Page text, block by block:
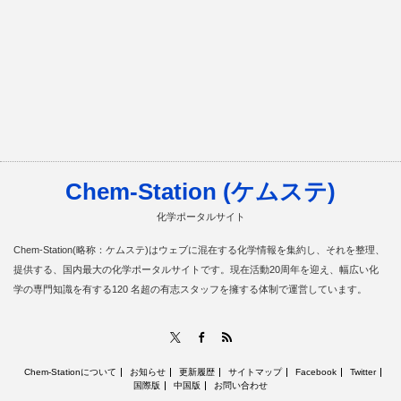
Chem-Station (ケムステ)
化学ポータルサイト
Chem-Station(略称：ケムステ)はウェブに混在する化学情報を集約し、それを整理、
提供する、国内最大の化学ポータルサイトです。現在活動20周年を迎え、幅広い化
学の専門知識を有する120 名超の有志スタッフを擁する体制で運営しています。
Facebook
Chem-Stationについて お知らせ 更新履歴 サイトマップ Facebook
Twitter
国際版
中国版 お問い合わせ